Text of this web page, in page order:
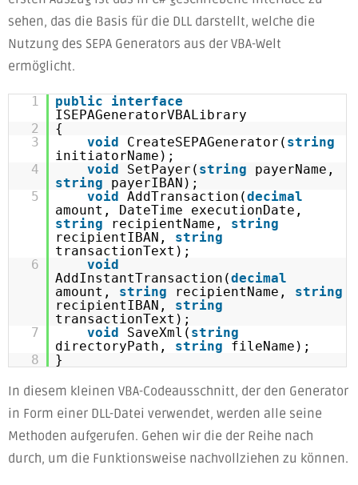
sehen, das die Basis für die DLL darstellt, welche die
Nutzung des SEPA Generators aus der VBA-Welt
ermöglicht.
1 public
interface
ISEPAGeneratorVBALibrary
2
{
3
void CreateSEPAGenerator( string
initiatorName);
4
void SetPayer( string
payerName,
string
payerIBAN);
5
void AddTransaction(decimal
amount, DateTime executionDate,
string
recipientName, string
recipientIBAN, string
transactionText);
6
void
AddInstantTransaction(decimal
amount, string recipientName, string
recipientIBAN, string
transactionText);
7
void SaveXml( string
directoryPath, string
fileName);
8
}
In diesem kleinen VBA-Codeausschnitt, der den Generator
in Form einer DLL-Datei verwendet, werden alle seine
Methoden aufgerufen. Gehen wir die der Reihe nach
durch, um die Funktionsweise nachvollziehen zu können.